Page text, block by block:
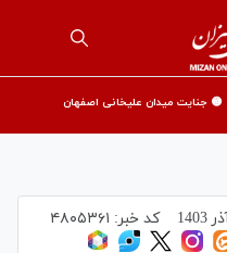
🟡 جنایت میدان علیخانی اصفهان
کد خبر: ۴۸۰۵۳۶۱